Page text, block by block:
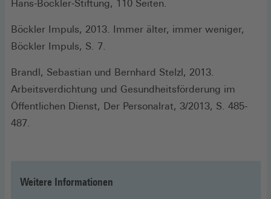
IN
NEUEN
FENSTER)
Hans-Böckler-Stiftung, 110 Seiten.
Böckler Impuls, 2013. Immer älter, immer weniger,
Böckler Impuls, S. 7.
Brandl, Sebastian und Bernhard Stelzl, 2013.
Arbeitsverdichtung und Gesundheitsförderung im
Öffentlichen Dienst, Der Personalrat, 3/2013, S. 485-
487.
Weitere Informationen